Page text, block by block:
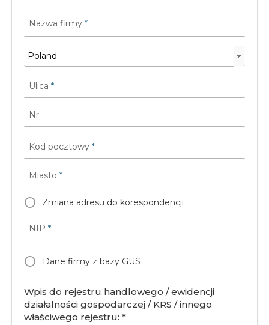
Nazwa firmy *
Ulica *
Nr
Kod pocztowy *
Miasto *
Zmiana adresu do korespondencji
NIP *
Dane firmy z bazy GUS
Wpis do rejestru handlowego / ewidencji
działalności gospodarczej / KRS / innego
właściwego rejestru: *